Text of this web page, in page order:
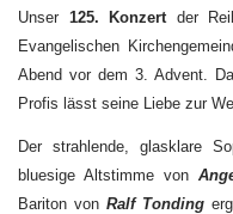
Unser 125. Konzert der
Evangelischen
Abend vor dem 3. Advent.
Profis lässt seine Liebe zur
Der strahlende, glasklare
bluesige Altstimme von
Bariton von Ralf Tonding